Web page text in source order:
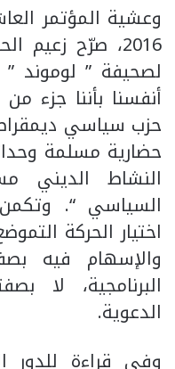
2016، صرّح
لصحيفة ” لوموند
أنفسنا بأننا جزء
حزب سياسي
حضارية مسلمة
النشاط الديني
السياسي “.
اختيار الحركة
والإسهام فيه
البرنامجية، لا
الدعوية.
وفي قراءة للدور